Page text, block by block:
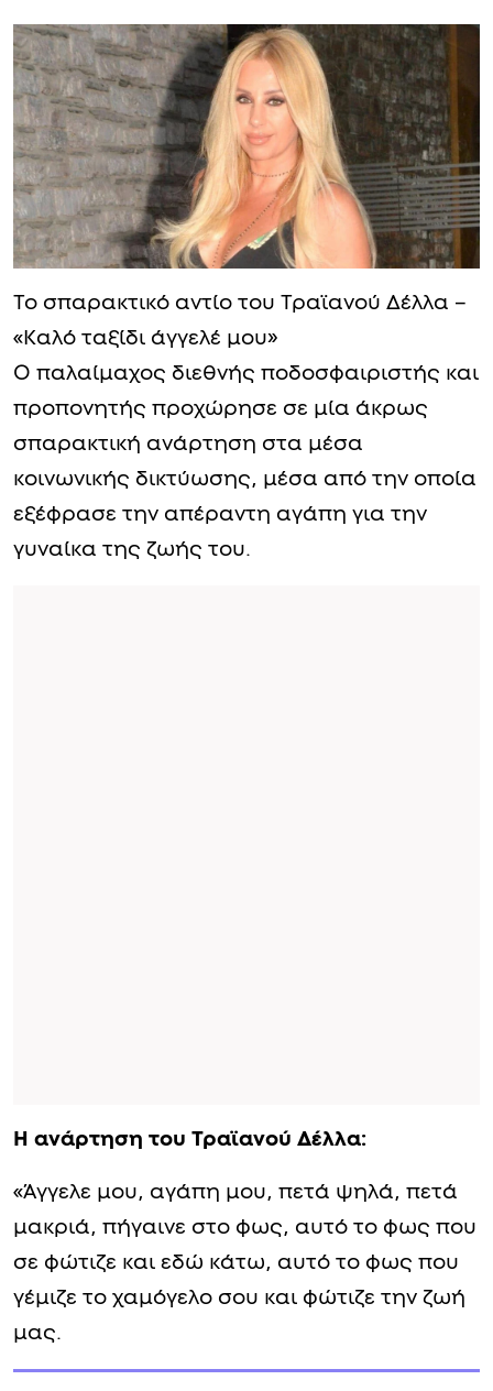
Το σπαρακτικό αντίο του Τραϊανού Δέλλα –
«Καλό ταξίδι άγγελέ μου»
Ο παλαίμαχος διεθνής ποδοσφαιριστής και
προπονητής προχώρησε σε μία άκρως
σπαρακτική ανάρτηση στα μέσα
κοινωνικής δικτύωσης, μέσα από την οποία
εξέφρασε την απέραντη αγάπη για την
γυναίκα της ζωής του.
Η ανάρτηση του Τραϊανού Δέλλα:
«Άγγελε μου, αγάπη μου, πετά ψηλά, πετά
μακριά, πήγαινε στο φως, αυτό το φως που
σε φώτιζε και εδώ κάτω, αυτό το φως που
γέμιζε το χαμόγελο σου και φώτιζε την ζωή
μας.